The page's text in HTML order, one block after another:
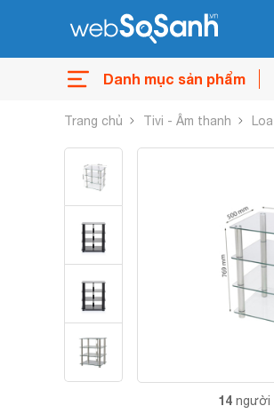
Danh mục sản phẩm
Trang chủ Tivi - Âm thanh Loa
14 người